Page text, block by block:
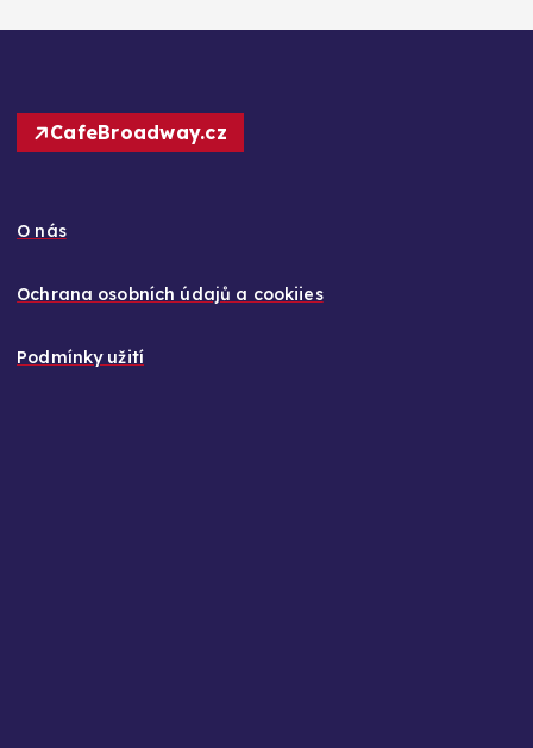
CafeBroadway.cz
O nás
Ochrana osobních údajů a cookiies
Podmínky užití